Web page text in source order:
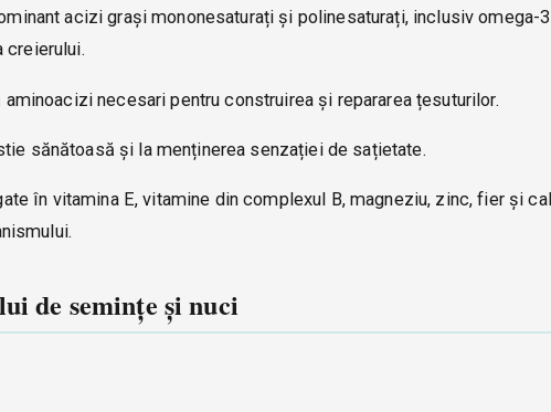
acizi grași mononesaturați și polinesaturați, inclusiv omega-
creierului.
aminoacizi necesari pentru construirea și repararea țesuturilor.
sănătoasă și la menținerea senzației de sațietate.
în vitamina E, vitamine din complexul B, magneziu, zinc, fier și
de semințe și nuci